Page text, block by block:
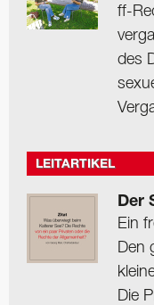
ff-
des
LEITARTIKEL
Der
Ein
Den
Die